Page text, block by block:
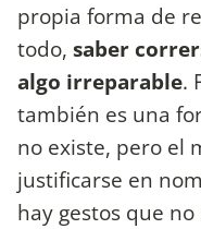
propia forma de
todo, saber
algo irreparable.
también es una
no existe, pero el
justificarse en
hay gestos que